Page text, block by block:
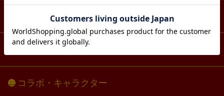
スマホ・IT・メディア
生活・雑貨
コラボ・キャラクター